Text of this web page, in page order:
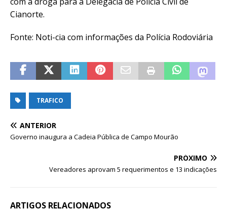
Cianorte.
Fonte: Noti-cia com informações da Polícia Rodoviária
TRAFICO
ANTERIOR
Governo inaugura a Cadeia Pública de Campo Mourão
PRÓXIMO
Vereadores aprovam 5 requerimentos e 13 indicações
ARTIGOS RELACIONADOS